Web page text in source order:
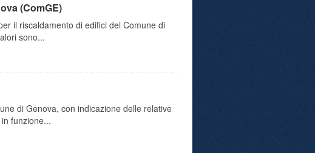
(ComGE)
il riscaldamento di edifici del Comune di
sono...
di Genova, con indicazione delle relative
funzione...